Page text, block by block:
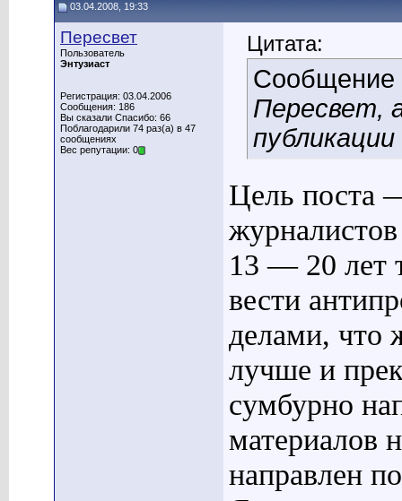
03.04.2008, 19:33
Пересвет
Пользователь
Энтузиаст
Регистрация: 03.04.2006
Сообщения: 186
Вы сказали Спасибо: 66
Поблагодарили 74 раз(а) в 47
сообщениях
Вес репутации: 0
Цитата:
Сообщение
Пересвет,
Цель поста
13 — 20 лет
вести
делами, что
лучше и
сумбурно
материалов
направлен